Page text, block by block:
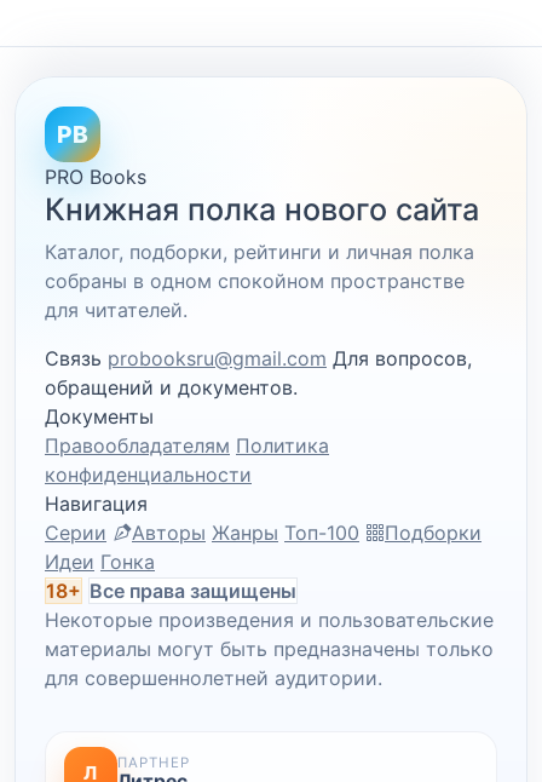
PB
PRO Books
Книжная полка нового сайта
Каталог, подборки, рейтинги и личная полка
собраны в одном спокойном пространстве
для читателей.
Связь probooksru@gmail.com Для вопросов,
обращений и документов.
Документы
Правообладателям Политика
конфиденциальности
Навигация
Серии
Авторы Жанры Топ-100
Подборки
Идеи Гонка
18+ Все права защищены
Некоторые произведения и пользовательские
материалы могут быть предназначены только
для совершеннолетней аудитории.
Л ПАРТНЕР